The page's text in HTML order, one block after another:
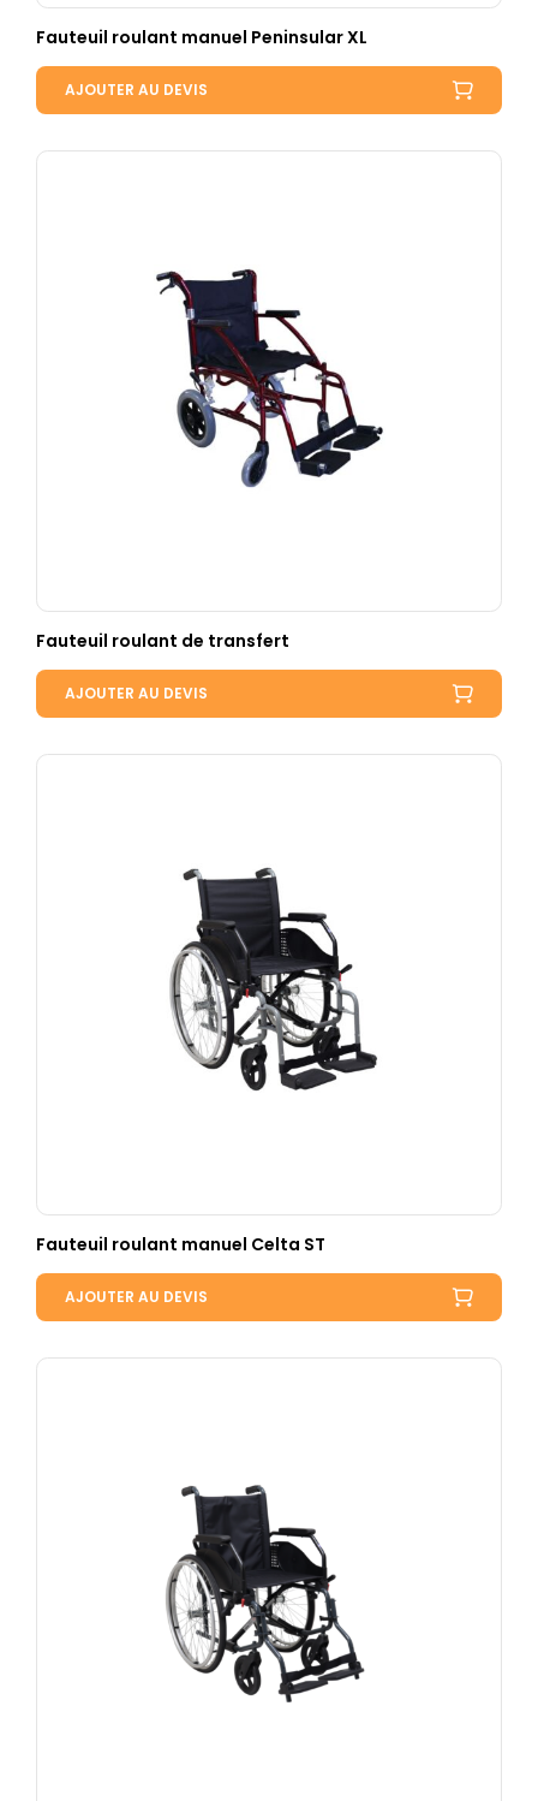
Fauteuil roulant manuel Peninsular XL
AJOUTER AU DEVIS
Fauteuil roulant de transfert
AJOUTER AU DEVIS
Fauteuil roulant manuel Celta ST
AJOUTER AU DEVIS